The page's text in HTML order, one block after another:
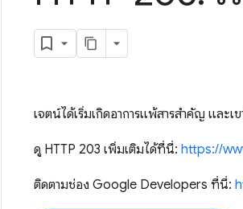
เจตน์ได้เริ่มเกิดอาการแพ้สารสำคัญ และ
ดู HTTP 203 เพิ่มเติมได้ที่นี่: https://
ติดตามช่อง Google Developers ที่นี่: